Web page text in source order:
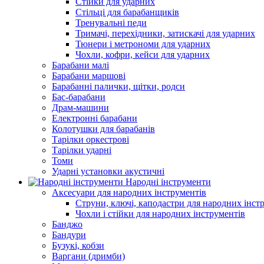
Стільці для барабанщиків
Тренувальні педи
Тримачі, перехідники, затискачі для ударних
Тюнери і метрономи для ударних
Чохли, кофри, кейси для ударних
Барабани малі
Барабани маршові
Барабанні палички, щітки, родси
Бас-барабани
Драм-машини
Електронні барабани
Колотушки для барабанів
Тарілки оркестрові
Тарілки ударні
Томи
Ударні установки акустичні
Народні інструменти
Аксесуари для народних інструментів
Струни, ключі, каподастри для народних
Чохли і стійки для народних інструментів
Банджо
Бандури
Бузукі, кобзи
Варгани (дримби)